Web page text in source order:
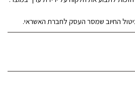
החיוב שמסר העסק לחברת האשראי.